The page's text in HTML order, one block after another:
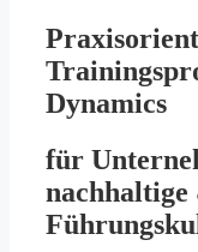
Dynamics
für